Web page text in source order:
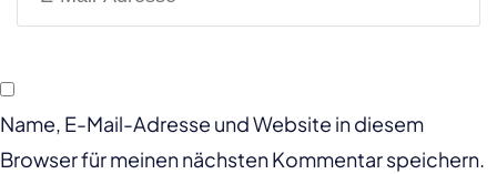
Name, E-Mail-Adresse und Website in diesem
Browser für meinen nächsten Kommentar speichern.